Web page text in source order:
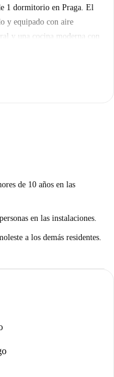
1 dormitorio en Praga. El
y equipado con aire
y una cocina moderna con
secadora y
comodidad. Tenga en
de 10 años en las
en las instalaciones.
a los demás residentes.